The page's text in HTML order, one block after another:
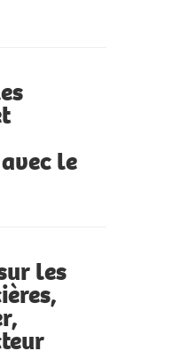
le
les